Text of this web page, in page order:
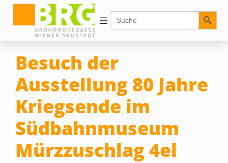
Inhalt
springen
Search
for:
Search Button
Besuch der
Ausstellung 80 Jahre
Kriegsende im
Südbahnmuseum
Mürzzuschlag 4el